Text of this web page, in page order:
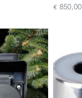
€ 850,00